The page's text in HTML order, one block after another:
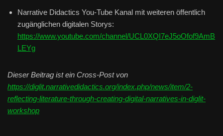
Narrative Didactics You-Tube Kanal mit weiteren öffentlich
zugänglichen digitalen Storys:
https://www.youtube.com/channel/UCL0XQI7eJ5oOfof9AmB
LEYg
Dieser Beitrag ist ein Cross-Post von
https://diglit.narrativedidactics.org/index.php/news/item/2-
reflecting-literature-through-creating-digital-narratives-in-diglit-
workshop